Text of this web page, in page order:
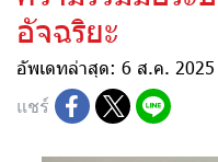
อัจฉริยะ
อัพเดทล่าสุด: 6 ส.ค. 2025
แชร์